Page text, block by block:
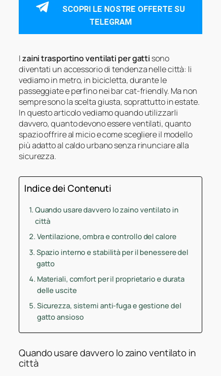
SCOPRI LE NOSTRE OFFERTE SU
TELEGRAM
Izaini trasportino ventilati per gatti sono
diventati un accessorio di tendenza nelle città: li
vediamo in metro, in bicicletta, durante le
passeggiate e perfino nei bar cat-friendly. Ma non
sempre sono la scelta giusta, soprattutto in estate.
In questo articolo vediamo quando utilizzarli
davvero, quanto devono essere ventilati, quanto
spazio offrire al micio e come scegliere il modello
più adatto al caldo urbano senza rinunciare alla
sicurezza.
Indice dei Contenuti
Quando usare davvero lo zaino ventilato in
città
Ventilazione, ombra e controllo del calore
Spazio interno e stabilità per il benessere del
gatto
Materiali, comfort per il proprietario e durata
delle uscite
Sicurezza, sistemi anti-fuga e gestione del
gatto ansioso
Quando usare davvero lo zaino ventilato in
città